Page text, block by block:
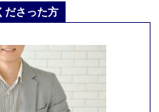
ださった方